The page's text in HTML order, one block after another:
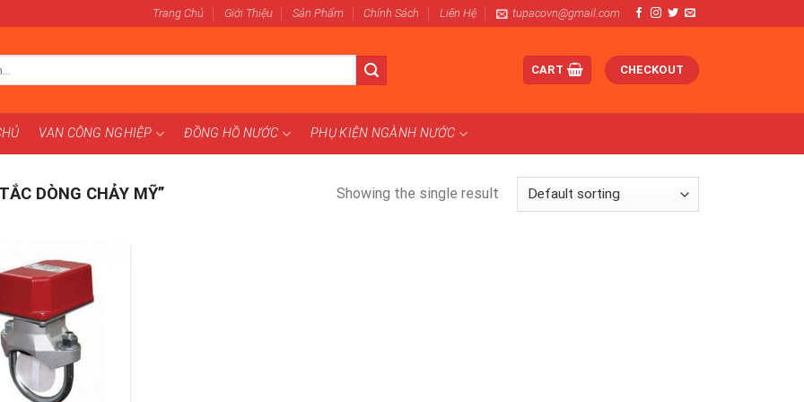
Trang Chủ Giới Thiệu Sản Phẩm Chính Sách Liên Hệ tupacovn@gmail.com
CART CHECKOUT
VAN CÔNG NGHIỆP ĐỒNG HỒ NƯỚC PHỤ KIỆN NGÀNH NƯỚC
DÒNG CHẢY MỸ” Showing the single result